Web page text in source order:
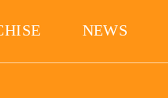
NEWS